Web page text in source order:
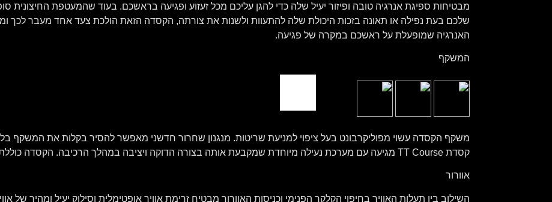
מבטיחות ספיגת אנרגיה טובה ופיזור יעיל שלה כדי להגן עליכם מכל זעזוע ופגיעה בראשכם. בעוד שהמעטפת
שלכם בעת נפילה או תאונה בזכות היכולת שלה להתעוות ולשנות את צורתה, הקסדה הזאת הולכת צעד אחד מעבר לכך
האנרגיה שמופעלת על ראשכם במקרה של פגיעה.
המשקף
משקף הקסדה עשוי מפוליקרבונט בעל ציפוי למניעת שריטות. מנגנון שחרור חדשני מאפשר להסיר בקלות את המשקף
קסדת TT Course מגיעה עם מערכת נעילה מיוחדת שמקבעת אותה בצורה הדוקה ויציבה במהלך הרכיבה. הקסדה כוללת הכנה למשקף PINLOCK.
אוורור